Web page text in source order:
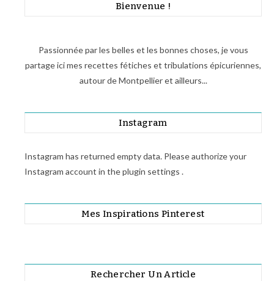
Bienvenue !
Passionnée par les belles et les bonnes choses, je vous
partage ici mes recettes fétiches et tribulations épicuriennes,
autour de Montpellier et ailleurs...
Instagram
Instagram has returned empty data. Please authorize your
Instagram account in theplugin settings .
Mes Inspirations Pinterest
Rechercher Un Article